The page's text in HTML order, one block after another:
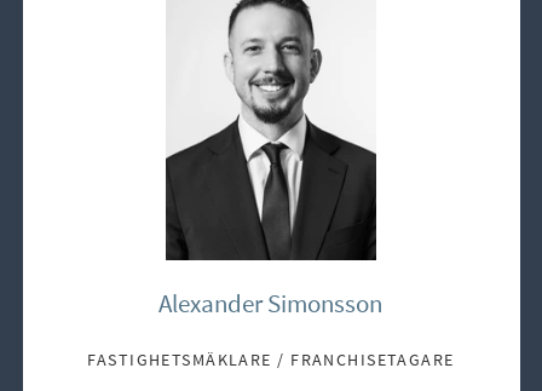
Alexander Simonsson
FASTIGHETSMÄKLARE / FRANCHISETAGARE